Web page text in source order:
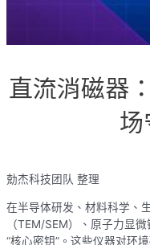
直流消磁器
勀杰科技团队 整理
在半导体研发、材料科学、
（TEM/SEM）、原子力显
“核心密钥”。这些仪器对环